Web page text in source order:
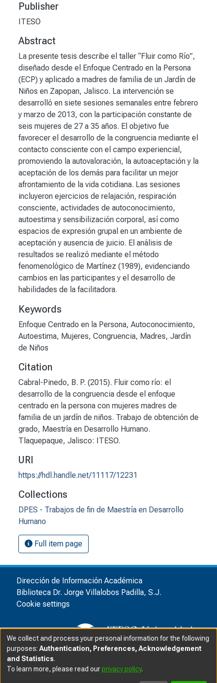
Publisher
ITESO
Abstract
La presente tesis describe el taller “Fluir como Río”,
diseñado desde el Enfoque Centrado en la Persona
(ECP) y aplicado a madres de familia de un Jardín de
Niños en Zapopan, Jalisco. La intervención se
desarrolló en siete sesiones semanales entre febrero
y marzo de 2013, con la participación constante de
seis mujeres de 27 a 35 años. El objetivo fue
favorecer el desarrollo de la congruencia mediante el
contacto consciente con el campo experiencial,
promoviendo la autovaloración, la autoaceptación y la
aceptación de los demás para facilitar un mejor
afrontamiento de la vida cotidiana. Las sesiones
incluyeron ejercicios de relajación, respiración
consciente, actividades de autoconocimiento,
autoestima y sensibilización corporal, así como
espacios de expresión grupal en un ambiente de
aceptación y ausencia de juicio. El análisis de
resultados se realizó mediante el método
fenomenológico de Martínez (1989), evidenciando
cambios en las participantes y el desarrollo de
habilidades de la facilitadora.
Keywords
Enfoque Centrado en la Persona, Autoconocimiento,
Autoestima, Mujeres, Congruencia, Madres, Jardín
de Niños
Citation
Cabral-Pinedo, B. P. (2015). Fluir como río: el
desarrollo de la congruencia desde el enfoque
centrado en la persona con mujeres madres de
familia de un jardín de niños. Trabajo de obtención de
grado, Maestría en Desarrollo Humano.
Tlaquepaque, Jalisco: ITESO.
URI
https://hdl.handle.net/11117/12231
Collections
DPES - Trabajos de fin de Maestría en Desarrollo
Humano
Full item page
Dirección de Información Académica
Biblioteca Dr. Jorge Villalobos Padilla, S.J.
Cookie settings
© ITESO, Universidad Jesuita de Guadalajara, 2025
We collect and process your personal information for the following
purposes: Authentication, Preferences, Acknowledgement
and Statistics.
To learn more, please read ourprivacy policy.